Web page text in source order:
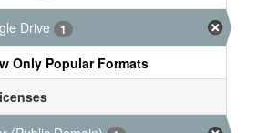
Drive 1
Only Popular Formats